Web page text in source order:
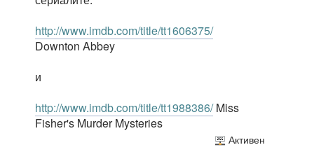
http://www.imdb.com/title/tt1606375/
Downton Abbey
и
http://www.imdb.com/title/tt1988386/Miss
Fisher's Murder Mysteries
Активен